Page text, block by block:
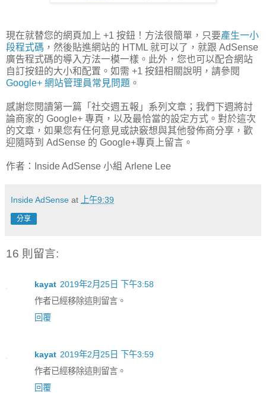
現在就替您的網頁加上 +1 按鈕！方法很簡單，只要產生一小
段程式碼 ，然後貼進網站的 HTML 就可以了，就跟 AdSense
廣告程式碼的導入方法一模一樣。此外，您也可以配合網站
自訂按鈕的大小和配置。如需 +1 按鈕相關說明，請參閱
Google+ 網站管理員常見問題 。
感謝您閱讀第一篇「社交週五報」系列文章；我們下週將討
論商家的 Google+ 專頁，以及最恰當的設定方式。對於這次
的文章，如果您有任何意見或訣竅想與其他發佈商分享，歡
迎隨時到 AdSense 的 Google+專頁上留言。
作者：Inside AdSense 小組 Arlene Lee
Inside AdSense at 上午9:39
分享
16 則留言:
kayat 2019年2月25日 下午3:58
作者已經移除這則留言。
回覆
kayat 2019年2月25日 下午3:59
作者已經移除這則留言。
回覆